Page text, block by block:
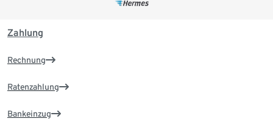
Zahlung
Rechnung
Ratenzahlung
Bankeinzug